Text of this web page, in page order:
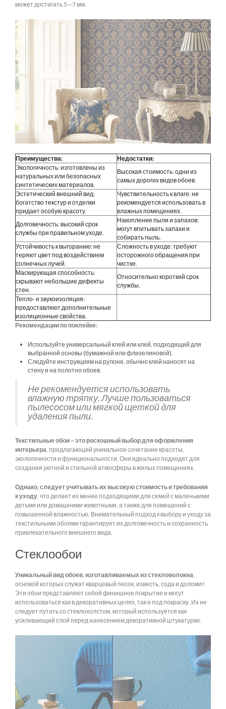
может достигать 5—7 мм.
Преимущества:
Недостатки:
Экологичность: изготовлены из
натуральных или безопасных
синтетических материалов.
Высокая стоимость: одни из
самых дорогих видов обоев.
Эстетический внешний вид:
богатство текстур и отделки
придает особую красоту.
Чувствительность к влаге: не
рекомендуется использовать в
влажных помещениях.
Долговечность: высокий срок
службы при правильном уходе.
Накопление пыли и запахов:
могут впитывать запахи и
собирать пыль.
Устойчивость к выгоранию: не
теряют цвет под воздействием
солнечных лучей.
Сложность в уходе: требуют
осторожного обращения при
чистке.
Маскирующая способность:
скрывают небольшие дефекты
стен.
Относительно короткий срок
службы.
Тепло- и звукоизоляция:
предоставляют дополнительные
изоляционные свойства.
Рекомендации по поклейке:
Используйте универсальный клей или клей, подходящий для
выбранной основы (бумажной или флизелиновой).
Следуйте инструкциям на рулоне, обычно клей наносят на
стену и на полотно обоев.
Не рекомендуется использовать
влажную тряпку. Лучше пользоваться
пылесосом или мягкой щеткой для
удаления пыли.
Текстильные обои – это роскошный выбор для оформления
интерьера , предлагающий уникальное сочетание красоты,
экологичности и функциональности. Они идеально подходят для
создания уютной и стильной атмосферы в жилых помещениях.
Однако, следует учитывать их высокую стоимость и требования
к уходу , что делает их менее подходящими для семей с маленькими
детьми или домашними животными, а также для помещений с
повышенной влажностью. Внимательный подход к выбору и уходу за
текстильными обоями гарантирует их долговечность и сохранность
привлекательного внешнего вида.
Стеклообои
Уникальный вид обоев, изготавливаемых из стекловолокна
основой которых служат кварцевый песок, известь, сода и доломит.
Эти обои представляют собой финишное покрытие и могут
использоваться как в декоративных целях, так и под покраску. Их не
следует путать со стеклохолстом, который используется как
усиливающий слой перед нанесением декоративной штукатурки.